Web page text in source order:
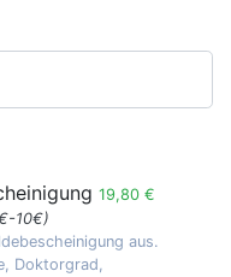
19,80 €
10€)
aus.
Doktorgrad,